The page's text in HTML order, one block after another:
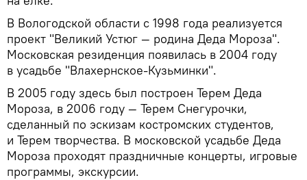
В Вологодской области с 1998 года реализуется
проект "Великий Устюг — родина Деда Мороза".
Московская резиденция появилась в 2004 году
в усадьбе "Влахернское-Кузьминки".
В 2005 году здесь был построен Терем Деда
Мороза, в 2006 году — Терем Снегурочки,
сделанный по эскизам костромских студентов,
и Терем творчества. В московской усадьбе Деда
Мороза проходят праздничные концерты, игровые
программы, экскурсии.